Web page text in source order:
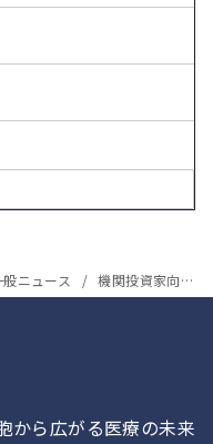
般ニュース 機関投資家向け2016年3月期決算説明会の要旨を掲載致しました
から広がる医療の未来